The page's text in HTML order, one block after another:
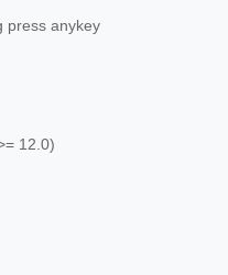
press anykey
12.0)